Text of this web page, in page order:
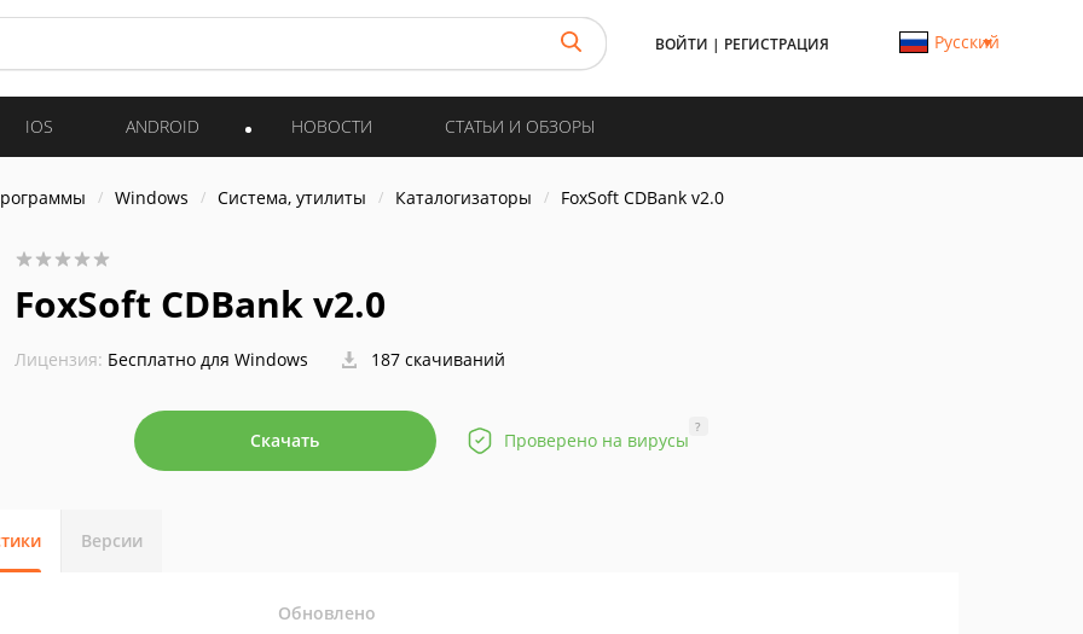
ВОЙТИ | РЕГИСТРАЦИЯ Русский
IOS ANDROID НОВОСТИ СТАТЬИ И ОБЗОРЫ
Windows Система, утилиты Каталогизаторы FoxSoft CDBank v2.0
FoxSoft CDBank v2.0
Лицензия: Бесплатно для Windows 187 скачиваний
Скачать Проверено на вирусы
?
Версии
Обновлено